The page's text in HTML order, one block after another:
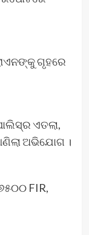
ଗୃହରେ
ଏତଲା,
ଅଭିଯୋଗ ।
FIR,